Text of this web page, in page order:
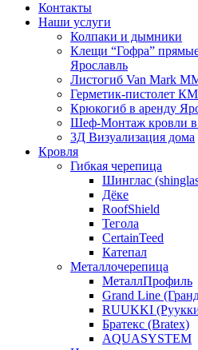
Контакты
Наши услуги
Колпаки и дымники
Клещи “Гофра”
Ярославль
Листогиб Van Mark
Герметик-пистолет
Крюкогиб в аренду
Шеф-Монтаж кровли в
3Д Визуализация дома
Кровля
Гибкая черепица
Шинглас
Дёке
RoofShield
Тегола
CertainTeed
Катепал
Металлочерепица
МеталлПрофиль
Grand Line
RUUKKI
Братекс (Bratex)
AQUASYSTEM